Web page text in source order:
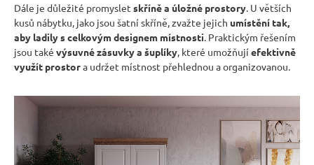
Dále je důležité promyslet skříně a úložné prostory . U větších
kusů nábytku, jako jsou šatní skříně, zvažte jejich umístění tak,
aby ladily s celkovým designem místnosti . Praktickým řešením
jsou také výsuvné zásuvky a šuplíky , které umožňujíefektivně
využít prostora udržet místnost přehlednou a organizovanou.
r
u
č
u
e